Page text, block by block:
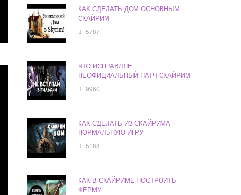
КАК СДЕЛАТЬ ДОМ ОСНОВНЫМ
СКАЙРИМ
5787
ЧТО ИСПРАВЛЯЕТ
НЕОФИЦИАЛЬНЫЙ ПАТЧ СКАЙРИМ
9960
КАК СДЕЛАТЬ ИЗ СКАЙРИМА
НОРМАЛЬНУЮ ИГРУ
5168
КАК В СКАЙРИМЕ ПОСТРОИТЬ
ФЕРМУ